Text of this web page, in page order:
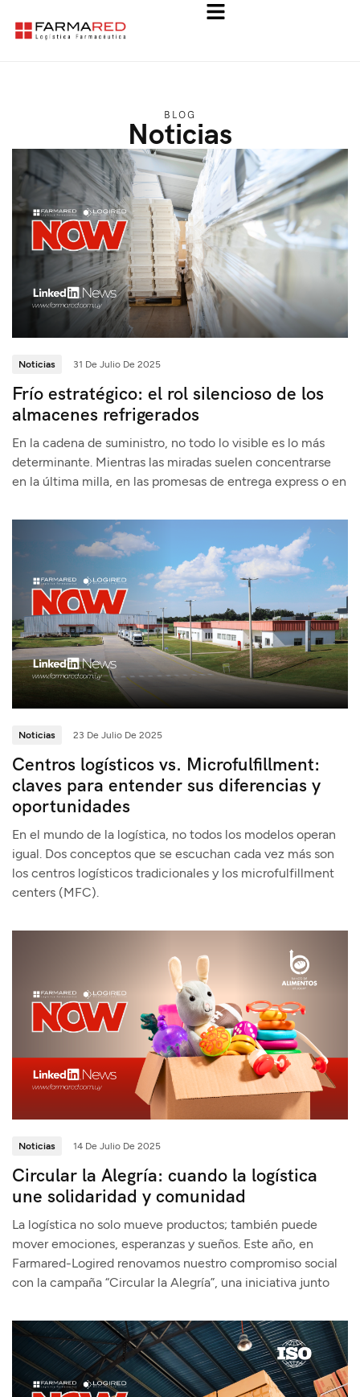
BLOG
Noticias
Noticias 31 De Julio De 2025
Frío estratégico: el rol silencioso de los
almacenes refrigerados
En la cadena de suministro, no todo lo visible es lo más
determinante. Mientras las miradas suelen concentrarse
en la última milla, en las promesas de entrega express o en
Noticias 23 De Julio De 2025
Centros logísticos vs. Microfulfillment:
claves para entender sus diferencias y
oportunidades
En el mundo de la logística, no todos los modelos operan
igual. Dos conceptos que se escuchan cada vez más son
los centros logísticos tradicionales y los microfulfillment
centers (MFC).
Noticias 14 De Julio De 2025
Circular la Alegría: cuando la logística
une solidaridad y comunidad
La logística no solo mueve productos; también puede
mover emociones, esperanzas y sueños. Este año, en
Farmared-Logired renovamos nuestro compromiso social
con la campaña “Circular la Alegría”, una iniciativa junto